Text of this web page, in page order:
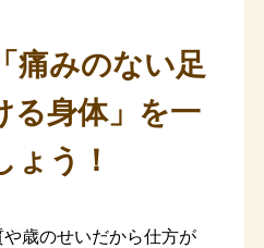
痛みのない足
る身体」を一
ょう！
や歳のせいだから仕方が